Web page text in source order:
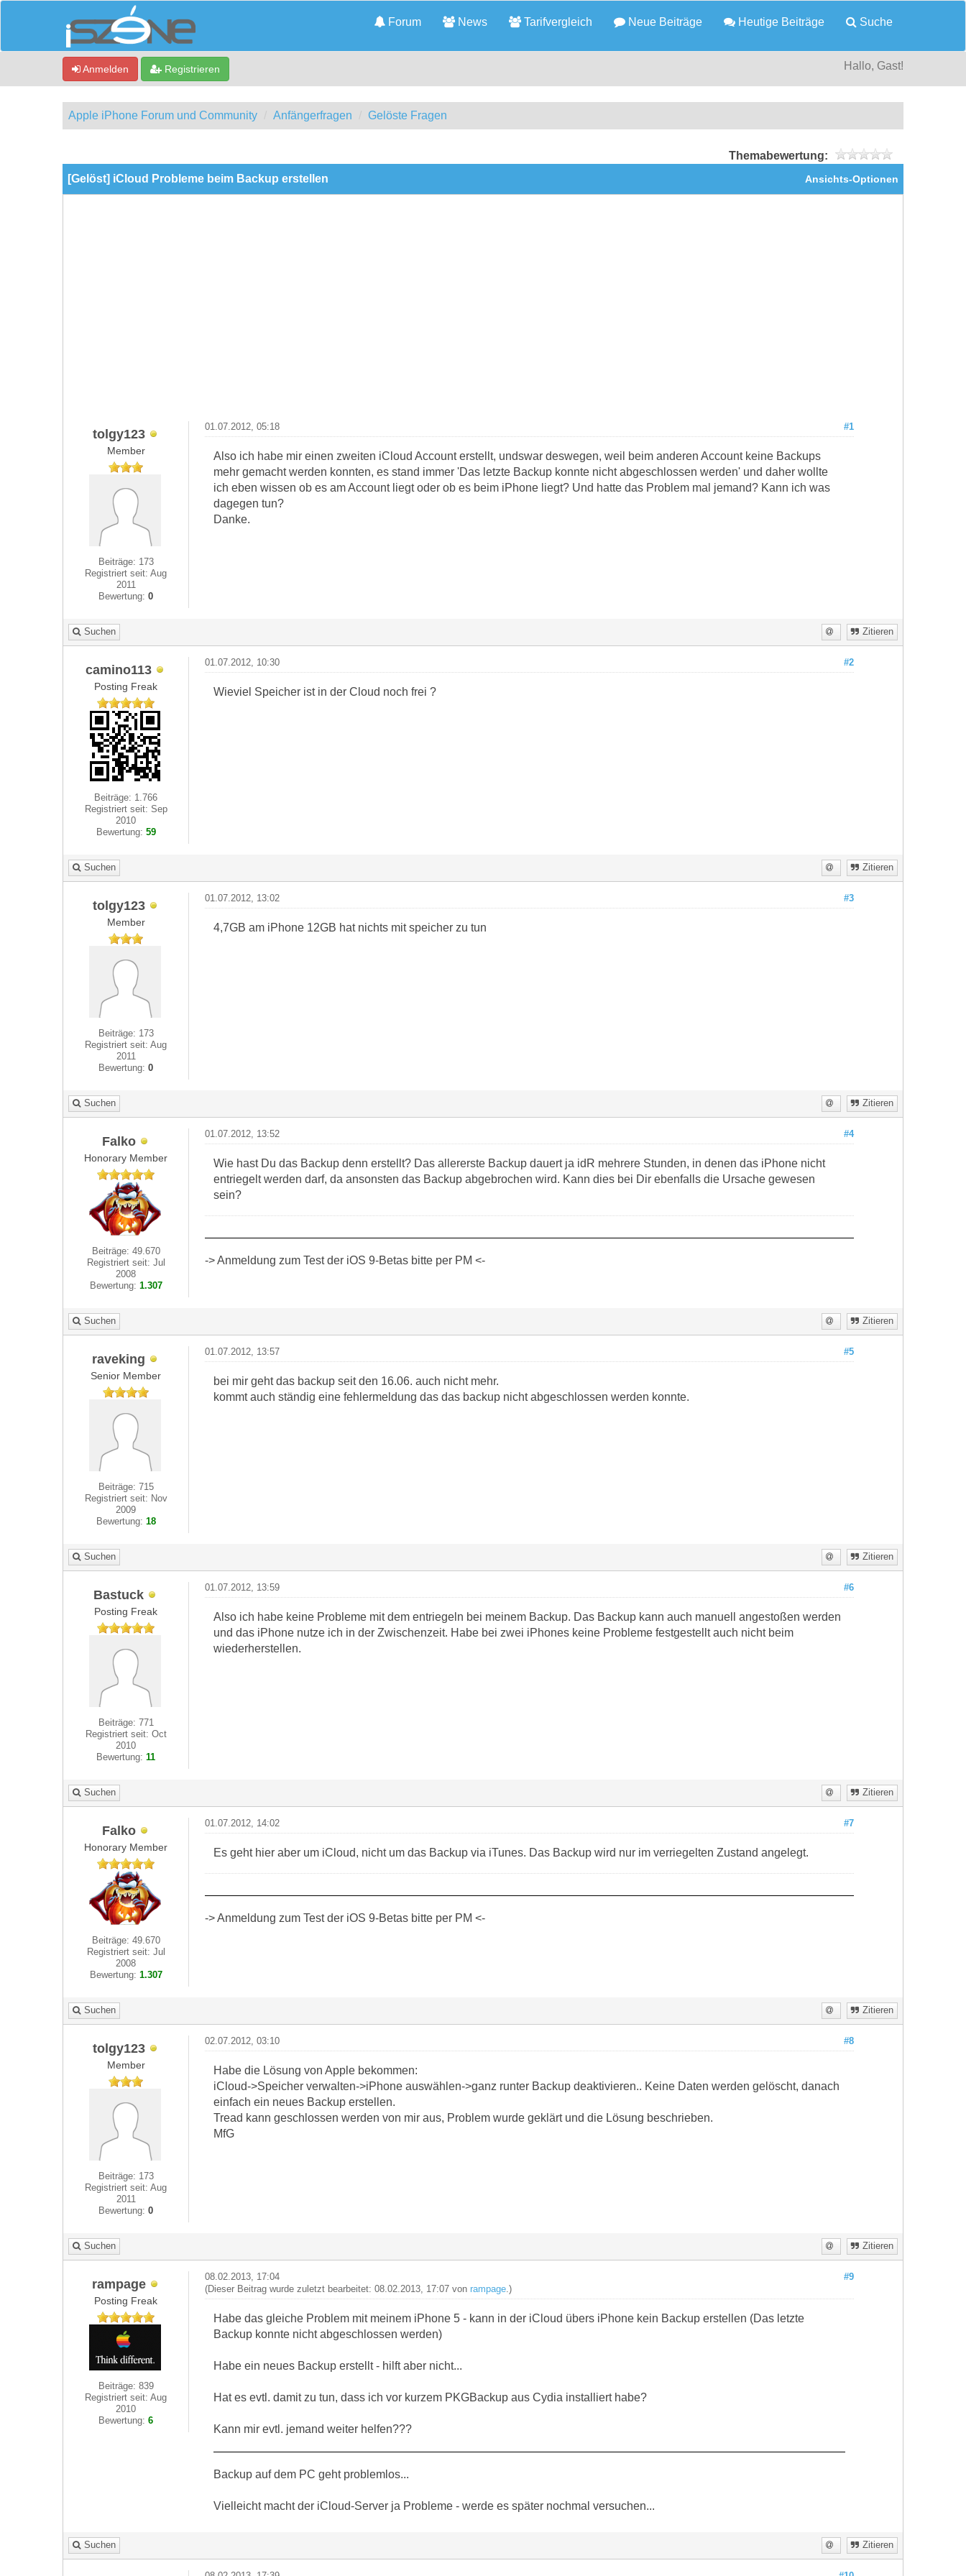
Forum News Tarifvergleich Neue Beiträge Heutige Beiträge Suche
Anmelden Registrieren Hallo, Gast!
Apple iPhone Forum und Community Anfängerfragen Gelöste Fragen
Themabewertung:
Ansichts-Optionen
[Gelöst] iCloud Probleme beim Backup erstellen
tolgy123
Member
Beiträge: 173
Registriert seit: Aug
2011
Bewertung:0
#1
01.07.2012, 05:18
Also ich habe mir einen zweiten iCloud Account erstellt, undswar deswegen, weil beim anderen Account keine Backups
mehr gemacht werden konnten, es stand immer 'Das letzte Backup konnte nicht abgeschlossen werden' und daher wollte
ich eben wissen ob es am Account liegt oder ob es beim iPhone liegt? Und hatte das Problem mal jemand? Kann ich was
dagegen tun?
Danke.
Suchen Zitieren
camino113
Posting Freak
Beiträge: 1.766
Registriert seit: Sep
2010
Bewertung: 59
#2
01.07.2012, 10:30
Wieviel Speicher ist in der Cloud noch frei ?
Suchen Zitieren
tolgy123
Member
Beiträge: 173
Registriert seit: Aug
2011
Bewertung:0
#3
01.07.2012, 13:02
4,7GB am iPhone 12GB hat nichts mit speicher zu tun
Suchen Zitieren
Falko
Honorary Member
Beiträge: 49.670
Registriert seit: Jul
2008
Bewertung: 1.307
#4
01.07.2012, 13:52
Wie hast Du das Backup denn erstellt? Das allererste Backup dauert ja idR mehrere Stunden, in denen das iPhone nicht
entriegelt werden darf, da ansonsten das Backup abgebrochen wird. Kann dies bei Dir ebenfalls die Ursache gewesen
sein?
-> Anmeldung zum Test der iOS 9-Betas bitte per PM <-
Suchen Zitieren
raveking
Senior Member
Beiträge: 715
Registriert seit: Nov
2009
Bewertung: 18
#5
01.07.2012, 13:57
bei mir geht das backup seit den 16.06. auch nicht mehr.
kommt auch ständig eine fehlermeldung das das backup nicht abgeschlossen werden konnte.
Suchen Zitieren
Bastuck
Posting Freak
Beiträge: 771
Registriert seit: Oct
2010
Bewertung:11
#6
01.07.2012, 13:59
Also ich habe keine Probleme mit dem entriegeln bei meinem Backup. Das Backup kann auch manuell angestoßen werden
und das iPhone nutze ich in der Zwischenzeit. Habe bei zwei iPhones keine Probleme festgestellt auch nicht beim
wiederherstellen.
Suchen Zitieren
Falko
Honorary Member
Beiträge: 49.670
Registriert seit: Jul
2008
Bewertung: 1.307
#7
01.07.2012, 14:02
Es geht hier aber um iCloud, nicht um das Backup via iTunes. Das Backup wird nur im verriegelten Zustand angelegt.
-> Anmeldung zum Test der iOS 9-Betas bitte per PM <-
Suchen Zitieren
tolgy123
Member
Beiträge: 173
Registriert seit: Aug
2011
Bewertung:0
#8
02.07.2012, 03:10
Habe die Lösung von Apple bekommen:
iCloud->Speicher verwalten->iPhone auswählen->ganz runter Backup deaktivieren.. Keine Daten werden gelöscht, danach
einfach ein neues Backup erstellen.
Tread kann geschlossen werden von mir aus, Problem wurde geklärt und die Lösung beschrieben.
MfG
Suchen Zitieren
rampage
Posting Freak
Beiträge: 839
Registriert seit: Aug
2010
Bewertung:6
#9
08.02.2013, 17:04
(Dieser Beitrag wurde zuletzt bearbeitet: 08.02.2013, 17:07 von rampage.)
Habe das gleiche Problem mit meinem iPhone 5 - kann in der iCloud übers iPhone kein Backup erstellen (Das letzte
Backup konnte nicht abgeschlossen werden)
Habe ein neues Backup erstellt - hilft aber nicht...
Hat es evtl. damit zu tun, dass ich vor kurzem PKGBackup aus Cydia installiert habe?
Kann mir evtl. jemand weiter helfen???
Backup auf dem PC geht problemlos...
Vielleicht macht der iCloud-Server ja Probleme - werde es später nochmal versuchen...
Suchen Zitieren